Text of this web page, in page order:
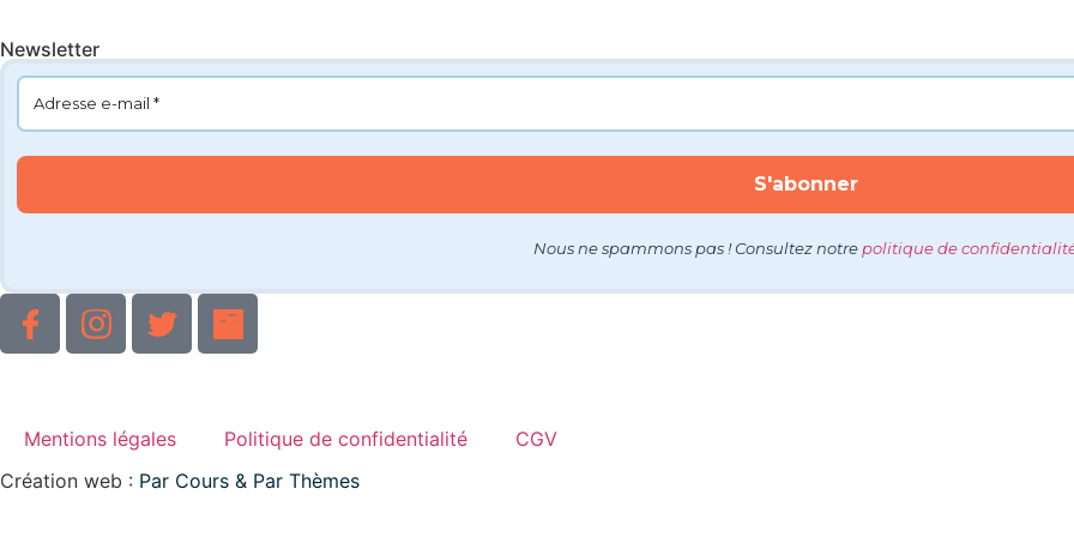
Newsletter
Nous ne spammons pas ! Consultez notre politique de
Mentions légales Politique de confidentialité
CGV
Création web : Par Cours & Par Thèmes